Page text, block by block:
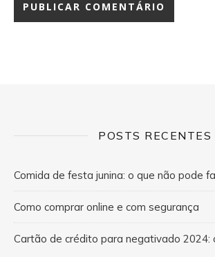
POSTS RECENTES
Comida de festa junina: o que não pode
Como comprar online e com segurança
Cartão de crédito para negativado 2024: